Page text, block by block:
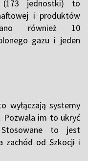
jednostki) to
i produktów
również 10
gazu i jeden
wyłączają systemy
Pozwala im to ukryć
to jest
zachód od Szkocji i